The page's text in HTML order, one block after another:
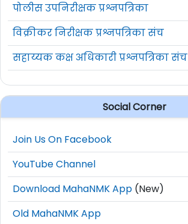
पोलीस उपनिरीक्षक प्रश्नपत्रिका
विक्रीकर निरीक्षक प्रश्नपत्रिका संच
सहाय्यक कक्ष अधिकारी प्रश्नपत्रिका संच
Social Corner
Join Us On Facebook
YouTube Channel
Download MahaNMK App (New)
Old MahaNMK App